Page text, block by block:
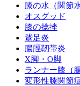
膝の水（関節
オスグッド
膝の捻挫
鵞足炎
腸脛靭帯炎
X脚・O脚
ランナー膝（
変形性膝関節